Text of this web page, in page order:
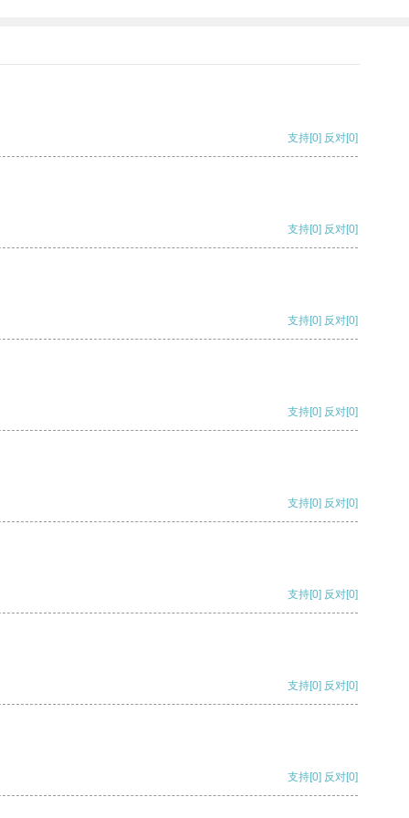
支持[0] 反对[0]
支持[0] 反对[0]
支持[0] 反对[0]
支持[0] 反对[0]
支持[0] 反对[0]
支持[0] 反对[0]
支持[0] 反对[0]
支持[0] 反对[0]